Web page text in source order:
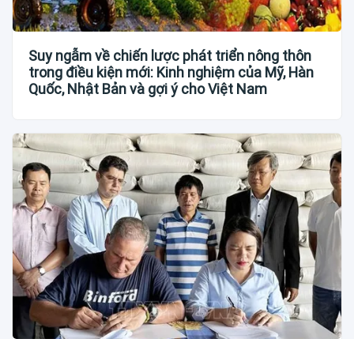
Suy ngẫm về chiến lược phát triển nông thôn
trong điều kiện mới: Kinh nghiệm của Mỹ, Hàn
Quốc, Nhật Bản và gợi ý cho Việt Nam